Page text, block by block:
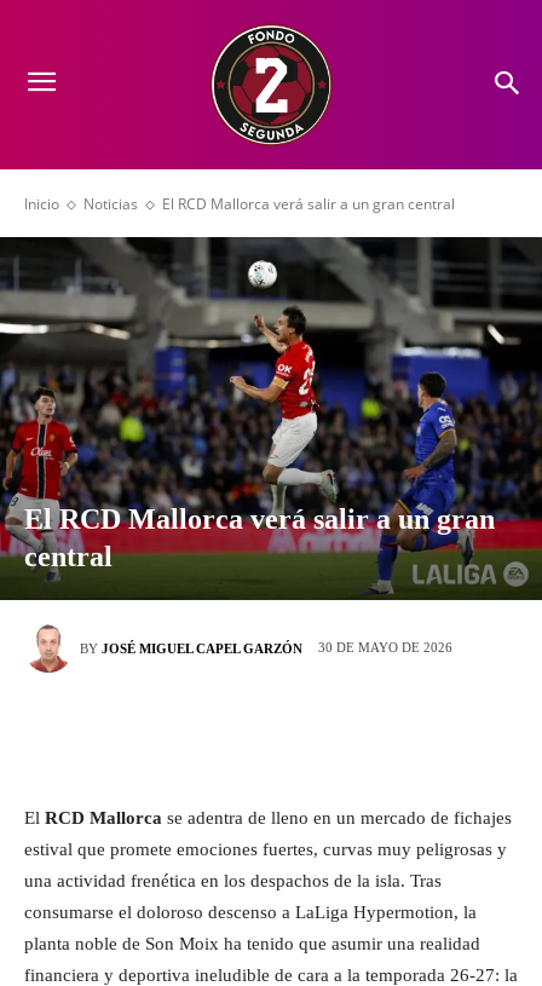
Inicio Noticias El RCD Mallorca verá salir a un gran central
El RCD Mallorca verá salir a un gran
central
BY JOSÉ MIGUEL CAPEL GARZÓN 30 DE MAYO DE 2026
El RCD Mallorca se adentra de lleno en un mercado de fichajes
estival que promete emociones fuertes, curvas muy peligrosas y
una actividad frenética en los despachos de la isla. Tras
consumarse el doloroso descenso a LaLiga Hypermotion, la
planta noble de Son Moix ha tenido que asumir una realidad
financiera y deportiva ineludible de cara a la temporada 26-27: la